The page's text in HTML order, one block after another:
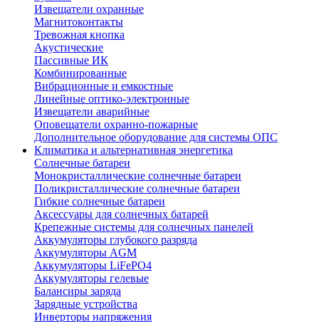
Извещатели охранные
Магнитоконтакты
Тревожная кнопка
Акустические
Пассивные ИК
Комбинированные
Вибрационные и емкостные
Линейные оптико-электронные
Извещатели аварийные
Оповещатели охранно-пожарные
Дополнительное оборудование для системы ОПС
Климатика и альтернативная энергетика
Солнечные батареи
Монокристаллические солнечные батареи
Поликристаллические солнечные батареи
Гибкие солнечные батареи
Аксессуары для солнечных батарей
Крепежные системы для солнечных панелей
Аккумуляторы глубокого разряда
Аккумуляторы AGM
Аккумуляторы LiFePO4
Аккумуляторы гелевые
Балансиры заряда
Зарядные устройства
Инверторы напряжения